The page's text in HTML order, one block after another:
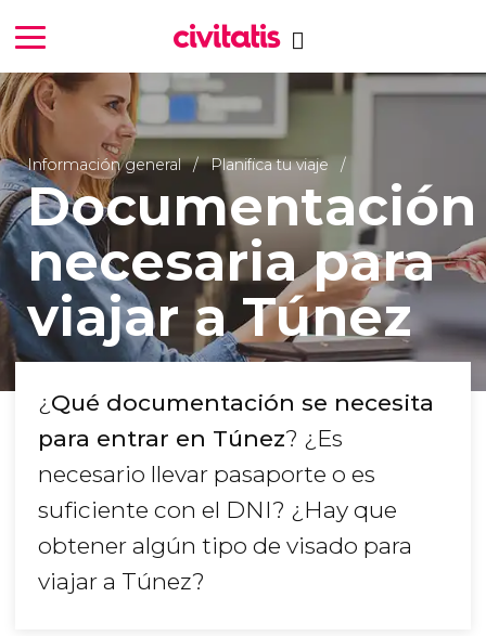
Información general Planifica tu viaje
Documentación
necesaria para
viajar a Túnez
¿ Qué documentación se necesita
para entrar en Túnez? ¿Es
necesario llevar pasaporte o es
suficiente con el DNI? ¿Hay que
obtener algún tipo de visado para
viajar a Túnez?